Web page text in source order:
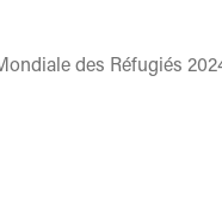
des Réfugiés